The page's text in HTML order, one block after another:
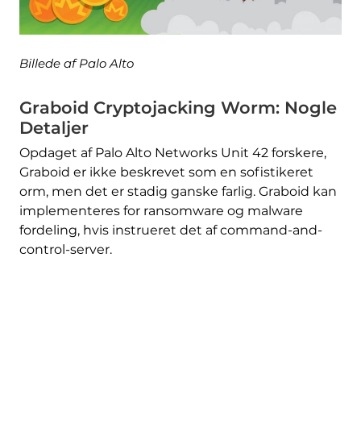
Billede af Palo Alto
Graboid Cryptojacking Worm: Nogle
Detaljer
Opdaget af Palo Alto Networks Unit 42 forskere,
Graboid er ikke beskrevet som en sofistikeret
orm, men det er stadig ganske farlig. Graboid kan
implementeres for ransomware og malware
fordeling, hvis instrueret det af command-and-
control-server.